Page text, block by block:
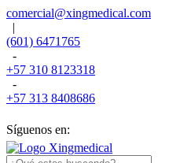
comercial@xingmedical.com
|
(601) 6471765
-
+57 310 8123318
-
+57 313 8408686
Síguenos en: